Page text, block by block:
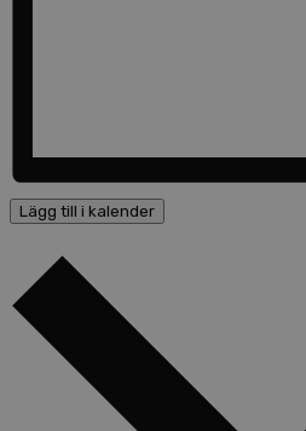
Lägg till i kalender